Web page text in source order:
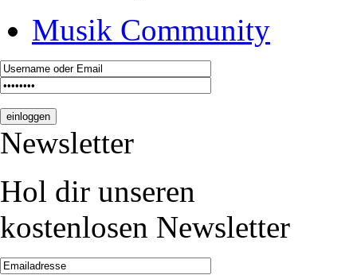
Musik Community
Newsletter
Hol dir unseren
kostenlosen Newsletter